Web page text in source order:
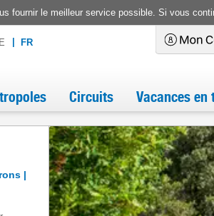
fournir le meilleur service possible. Si vous
FR
Circuits Vacances en